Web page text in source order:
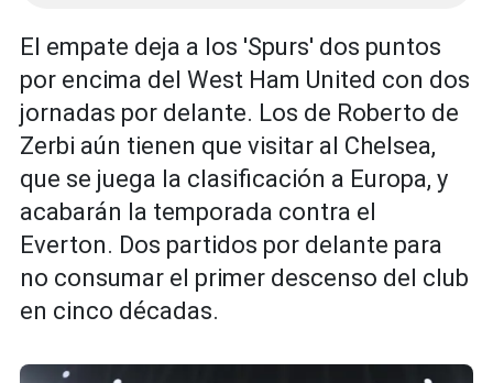
El empate deja a los 'Spurs' dos puntos
por encima del West Ham United con dos
jornadas por delante. Los de Roberto de
Zerbi aún tienen que visitar al Chelsea,
que se juega la clasificación a Europa, y
acabarán la temporada contra el
Everton. Dos partidos por delante para
no consumar el primer descenso del club
en cinco décadas.